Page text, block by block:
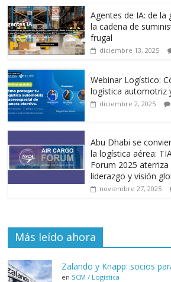
o
k
p
p
Agentes de IA: de
la cadena de
frugal
diciembre 13, 2025
Webinar Logístico:
logística automotriz
diciembre 2, 2025
Abu Dhabi se
la logística aérea:
Forum 2025
liderazgo y visión
noviembre 27, 2025
Más leído ahora
Zalando y Knapp: socios
en SCM / Logística